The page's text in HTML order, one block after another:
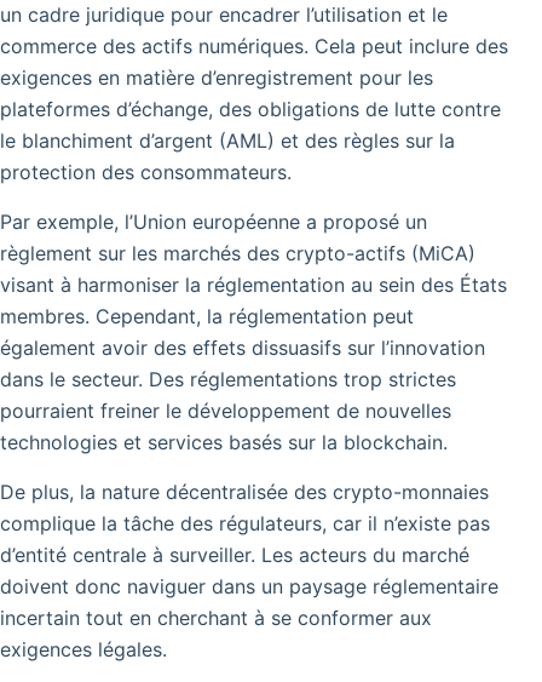
un cadre juridique pour encadrer l’utilisation et le
commerce des actifs numériques. Cela peut inclure des
exigences en matière d’enregistrement pour les
plateformes d’échange, des obligations de lutte contre
le blanchiment d’argent (AML) et des règles sur la
protection des consommateurs.
Par exemple, l’Union européenne a proposé un
règlement sur les marchés des crypto-actifs (MiCA)
visant à harmoniser la réglementation au sein des États
membres. Cependant, la réglementation peut
également avoir des effets dissuasifs sur l’innovation
dans le secteur. Des réglementations trop strictes
pourraient freiner le développement de nouvelles
technologies et services basés sur la blockchain.
De plus, la nature décentralisée des crypto-monnaies
complique la tâche des régulateurs, car il n’existe pas
d’entité centrale à surveiller. Les acteurs du marché
doivent donc naviguer dans un paysage réglementaire
incertain tout en cherchant à se conformer aux
exigences légales.